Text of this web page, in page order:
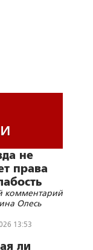
не
права
комментарий
Олесь
13:53
ли